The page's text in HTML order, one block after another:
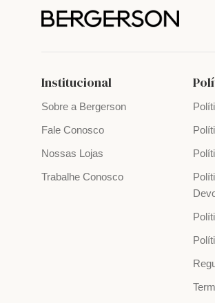
Institucional
Sobre a Bergerson
Fale Conosco
Nossas Lojas
Trabalhe Conosco